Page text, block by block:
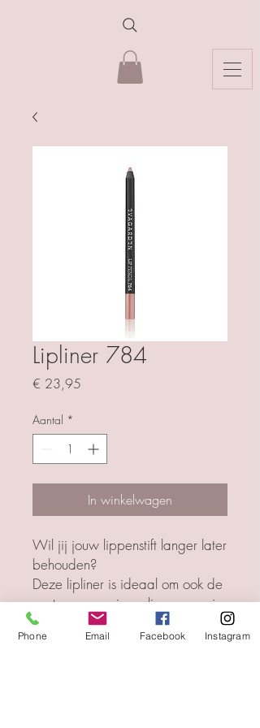
Lipliner 784
€ 23,95
Aantal *
In winkelwagen
Wil jij jouw lippenstift langer later
behouden?
Deze lipliner is ideaal om ook de
contouren van jouw lippen mooi
af te tekenen.
Phone Email Facebook Instagram